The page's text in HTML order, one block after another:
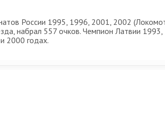
России 1995, 1996, 2001, 2002
набрал 557 очков. Чемпион Латвии
2000 годах.